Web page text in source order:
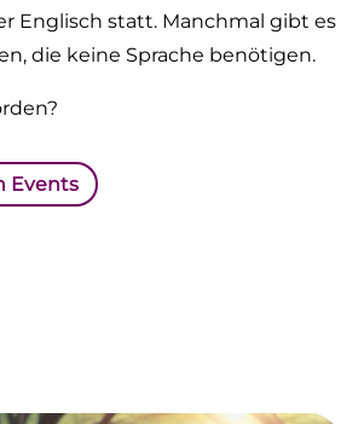
Englisch statt. Manchmal gibt es
die keine Sprache benötigen.
Events